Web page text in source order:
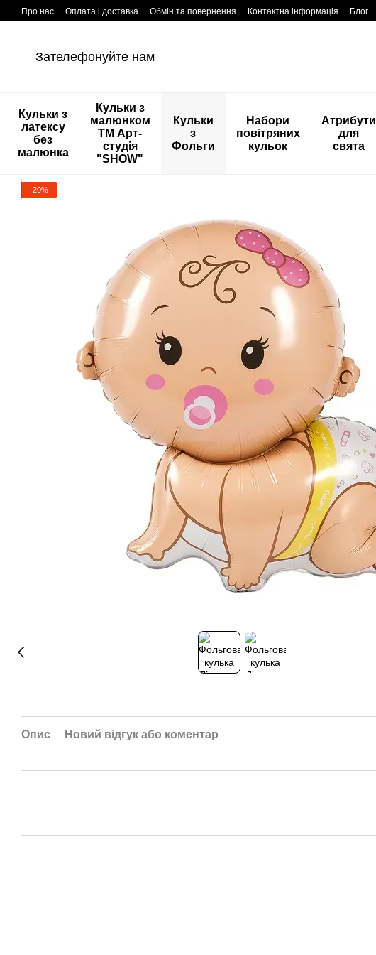
Перейти к основному контенту
Про нас Оплата і доставка Обмін та повернення Контактна інформація Блог
Зателефонуйте нам
Кульки з
латексу
без
малюнка
Кульки з
малюнком
ТМ Арт-
студія
"SHOW"
Кульки
з
Фольги
Набори
повітряних
кульок
Атрибути
для
свята
−20%
Опис Новий відгук або коментар